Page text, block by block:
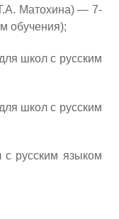
Матохина) — 7-
обучения);
школ с русским
школ с русским
русским языком